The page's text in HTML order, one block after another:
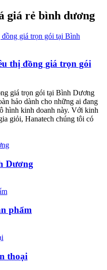
giá rẻ bình dương
thị đồng giá trọn gói
giá trọn gói tại Bình Dương
hảo dành cho những ai đang
hình kinh doanh này. Với kinh
giỏi, Hanatech chúng tôi có
Dương
phẩm
thoại